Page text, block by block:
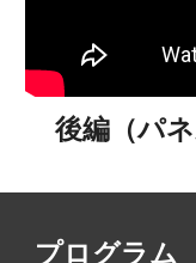
後編（パ
プログラム